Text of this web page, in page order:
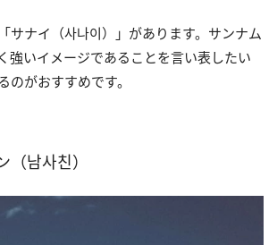
サナイ（사나이）」があります。サンナム
強いイメージであることを言い表したい
のがおすすめです。
（남사친）